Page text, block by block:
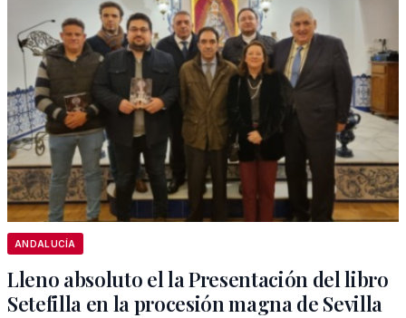
ANDALUCÍA
Lleno absoluto el la Presentación del libro
Setefilla en la procesión magna de Sevilla